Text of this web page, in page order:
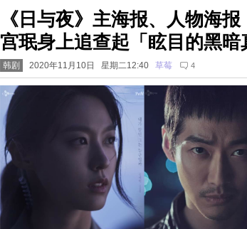
《日与夜》主海报、人物海
宫珉身上追查起「眩目的黑暗
韩剧 2020年11月10日 星期二12:40 草莓 4